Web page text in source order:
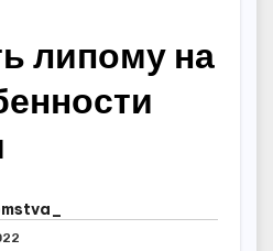
липому на